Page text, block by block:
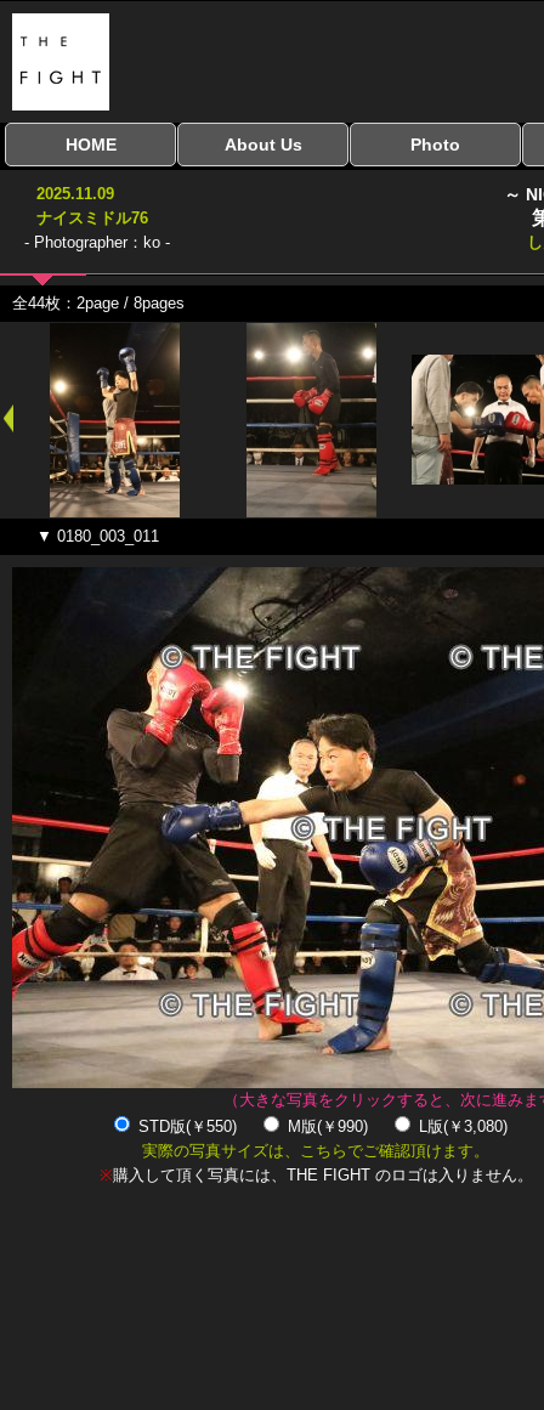
HOME
全興行を表示
ナイスミドル
アマチュアキック
協議会
全日本学生キック
建武館キッズ大会
Bigbang
おやじファイト
About Us Photo
2025.11.09
ナイスミドル76
- Photographer：ko -
～
全44枚：2page / 8pages
▼ 0180_003_011
（大きな写真をクリックすると、次に進みま
STD版(￥550)
M版(￥990)
L版(￥3,080)
実際の写真サイズは、こちらでご確認頂けます。
※購入して頂く写真には、THE FIGHT のロゴは入りません。